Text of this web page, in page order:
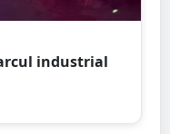
industrial